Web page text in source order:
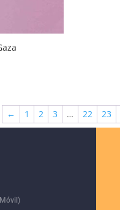
← 1 2 3 … 22 23